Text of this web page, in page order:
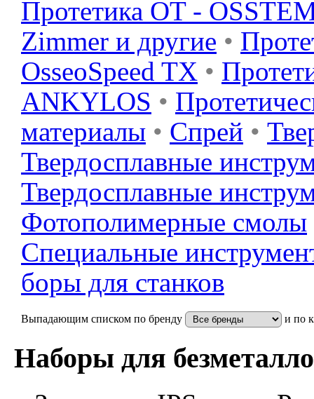
Протетика OT -
Zimmer и другие •
OsseoSpeed TX •
ANKYLOS •
материалы • Спрей •
Твердосплавные
Твердосплавные
Фотополимерные смолы
Специальные
боры для станков
Выпадающим списком по бренду и по
Наборы для